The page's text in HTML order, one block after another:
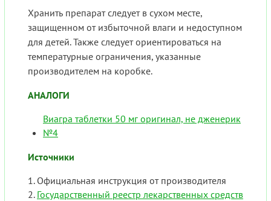
Хранить препарат следует в сухом месте,
защищенном от избыточной влаги и недоступном
для детей. Также следует ориентироваться на
температурные ограничения, указанные
производителем на коробке.
АНАЛОГИ
Виагра таблетки 50 мг оригинал, не дженерик
№4
Источники
Официальная инструкция от производителя
Государственный реестр лекарственных средств